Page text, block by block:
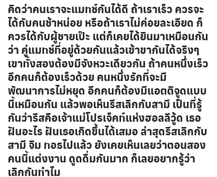
คิดว่าคนเราจะแมทช์กันได้ดี ถ้าเราเร็ว ควรจะ
ได้กับคนช้าหน่อย หรือถ้าเราไม่ค่อยละเอียด ก็
ควรได้กับผู้ชายเป๊ะ แต่ก็เคยได้ยินมาเหมือนกัน
ว่า คู่แมทช์ที่อยู่ด้วยกันแล้วเข้าขากันได้จริงๆ
เขาทั้งสองต้องมีจังหวะเดียวกัน ถ้าคนหนึ่งเร็ว
อีกคนก็ต้องเร็วด้วย คนหนึ่งรักที่จะมี
พัฒนาการไม่หยุด อีกคนก็ต้องมีแอตติจูดแบบ
นี้เหมือนกัน แล้วพอเห็นรีสเลิกกับสามี เป็นที่รู้
กันว่ารีสคือเจ้าแม่โปรเจ็คท์แห่งฮอลลีวู้ด เธอ
ฝันอะไร ฝันเธอเกิดขึ้นได้เสมอ ล่าสุดรีสเลิกกับ
สามี จิม ทอธไปแล้ว ยังเคยเห็นเลยว่าตอนสอง
คนนี้แต่งงาน ดูดดื่มกันมาก ก็เลยอยากรู้ว่า
เลิกกันทำไม